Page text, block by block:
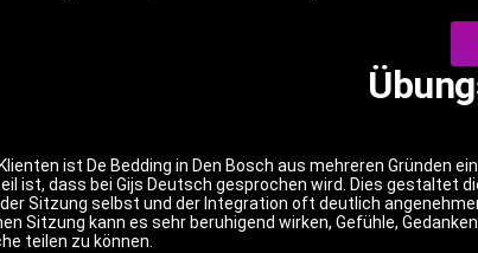
ist De Bedding in Den Bosch aus mehreren Gründen
ist, dass bei Gijs Deutsch gesprochen wird. Dies gestaltet
Sitzung selbst und der Integration oft deutlich
Sitzung kann es sehr beruhigend wirken, Gefühle,
teilen zu können.